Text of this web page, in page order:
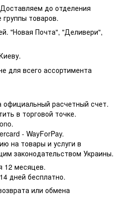
до отделения
группы товаров.
"Новая Почта", "Деливери",
для всего ассортимента
официальный расчетный счет.
в торговой точке.
- WayForPay.
на товары и услуги в
законодательством Украины.
12 месяцев.
дней бесплатно.
или обмена